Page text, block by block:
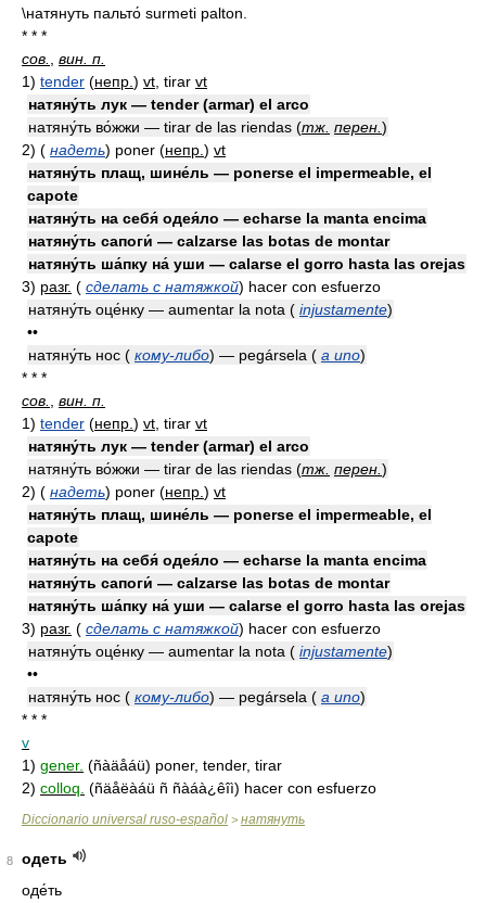
\натянуть пальто́ surmeti palton.
* * *
сов.
вин. п.
1) tender (непр. ) vt , tirar vt
натяну́ть лук — tender (armar) el arco
натяну́ть во́жжи — tirar de las riendas (тж. перен. )
2) ( надеть) poner (непр. ) vt
натяну́ть плащ, шине́ль — ponerse el impermeable, el
capote
натяну́ть на себя́ одея́ло — echarse la manta encima
натяну́ть сапоги́ — calzarse las botas de montar
натяну́ть ша́пку на́ уши — calarse el gorro hasta las orejas
3) разг. ( сделать с натяжкой) hacer con esfuerzo
натяну́ть оце́нку — aumentar la nota ( injustamente)
••
натяну́ть нос ( кому-либо) — pegársela ( a uno)
* * *
сов.
вин. п.
1) tender (непр. ) vt , tirar vt
натяну́ть лук — tender (armar) el arco
натяну́ть во́жжи — tirar de las riendas (тж. перен. )
2) ( надеть) poner (непр. ) vt
натяну́ть плащ, шине́ль — ponerse el impermeable, el
capote
натяну́ть на себя́ одея́ло — echarse la manta encima
натяну́ть сапоги́ — calzarse las botas de montar
натяну́ть ша́пку на́ уши — calarse el gorro hasta las orejas
3) разг. ( сделать с натяжкой) hacer con esfuerzo
натяну́ть оце́нку — aumentar la nota ( injustamente)
••
натяну́ть нос ( кому-либо) — pegársela ( a uno)
* * *
v
1) gener. (ñàäåáü) poner, tender, tirar
2) colloq. (ñäåëàáü ñ ñàáà¿êîì) hacer con esfuerzo
Diccionario universal ruso-español > натянуть
8
одеть
оде́ть